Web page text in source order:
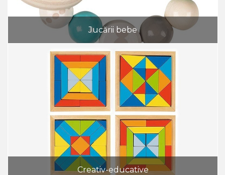
Jucării bebe
Creativ-educative